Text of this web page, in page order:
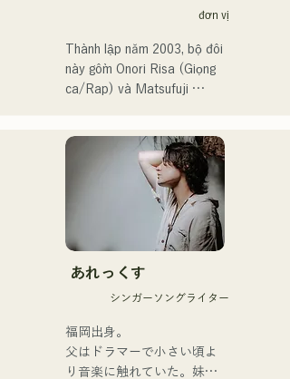
toàn Nhật Bản lần thứ 106
J:COM Fukuoka, Kumamoto
và Shimonoseki, khiến họ
trở thành một nhóm nhạc
đơn vị
Thành lập năm 2003, bộ đôi
này gồm Onori Risa (Giọng
ca/Rap) và Matsufuji
những thông điệp giản dị
nhưng mạnh mẽ trong một
thế giới quan nhẹ nhàng và
giọng hát ấm áp nhưng đầy
nội lực, nhẹ nhàng chạm đến
trái tim người nghe.
đơn đầu tiên, "Zatsuni
Tamede," vào ngày 23
tháng 1 năm 2025.
あれっくす
シンガーソングライター
福岡出身。
父はドラマーで小さい頃よ
り音楽に触れていた。妹